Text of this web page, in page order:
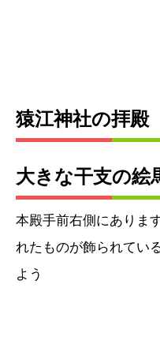
猿江神社の拝殿
大きな干支の絵
本殿手前右側にありま
れたものが飾られてい
よう